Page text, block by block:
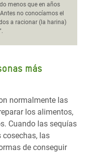
menos que en años
no conocíamos el
a racionar (la harina)
más
normalmente las
los alimentos,
Cuando las sequías
las
de conseguir